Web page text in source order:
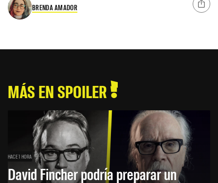
BRENDA AMADOR
MÁS EN SPOILER
HACE 1 HORA
David Fincher podría preparar un